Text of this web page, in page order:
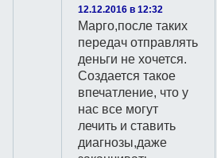
12.12.2016 в 12:32
Марго,после таких
передач отправлять
деньги не хочется.
Создается такое
впечатление, что у
нас все могут
лечить и ставить
диагнозы,даже